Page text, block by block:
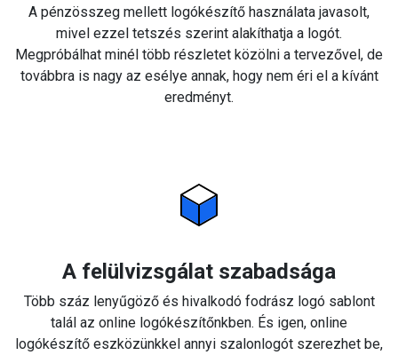
A pénzösszeg mellett logókészítő használata javasolt,
mivel ezzel tetszés szerint alakíthatja a logót.
Megpróbálhat minél több részletet közölni a tervezővel, de
továbbra is nagy az esélye annak, hogy nem éri el a kívánt
eredményt.
A felülvizsgálat szabadsága
Több száz lenyűgöző és hivalkodó fodrász logó sablont
talál az online logókészítőnkben. És igen, online
logókészítő eszközünkkel annyi szalonlogót szerezhet be,